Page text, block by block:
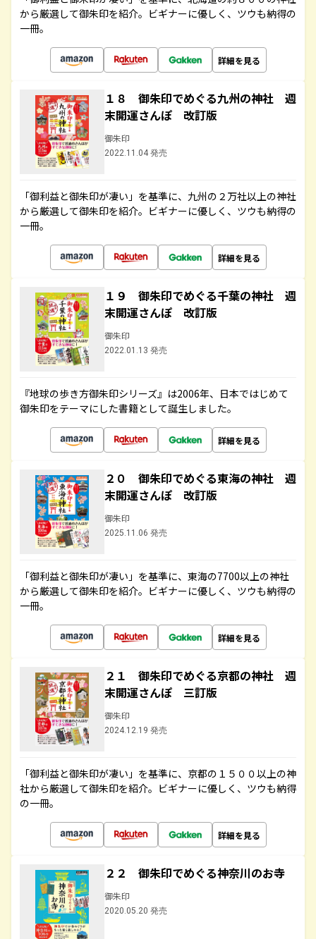
から厳選して御朱印を紹介。ビギナーに優しく、ツウも納得の
一冊。
詳細を見る
１８ 御朱印でめぐる九州の神社 週
末開運さんぽ 改訂版
御朱印
2022.11.04 発売
「御利益と御朱印が凄い」を基準に、九州の２万社以上の神社
から厳選して御朱印を紹介。ビギナーに優しく、ツウも納得の
一冊。
詳細を見る
１９ 御朱印でめぐる千葉の神社 週
末開運さんぽ 改訂版
御朱印
2022.01.13 発売
『地球の歩き方御朱印シリーズ』は2006年、日本ではじめて
御朱印をテーマにした書籍として誕生しました。
詳細を見る
２０ 御朱印でめぐる東海の神社 週
末開運さんぽ 改訂版
御朱印
2025.11.06 発売
「御利益と御朱印が凄い」を基準に、東海の7700以上の神社
から厳選して御朱印を紹介。ビギナーに優しく、ツウも納得の
一冊。
詳細を見る
２１ 御朱印でめぐる京都の神社 週
末開運さんぽ 三訂版
御朱印
2024.12.19 発売
「御利益と御朱印が凄い」を基準に、京都の１５００以上の神
社から厳選して御朱印を紹介。ビギナーに優しく、ツウも納得
の一冊。
詳細を見る
２２ 御朱印でめぐる神奈川のお寺
御朱印
2020.05.20 発売